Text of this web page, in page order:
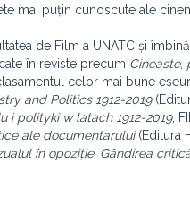
mai puțin cunoscute ale
de Film a UNATC și
în reviste precum Cineaste,
celor mai bune
and Politics 1912-2019
i polityki w latach 1912-2019,
ale documentarului(Editura
în opoziție. Gândirea